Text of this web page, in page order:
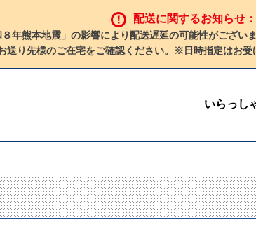
配送に関するお知らせ：
８年熊本地震」の影響により配送遅延の可能性がござい
送り先様のご在宅をご確認ください。※日時指定はお
いらっし